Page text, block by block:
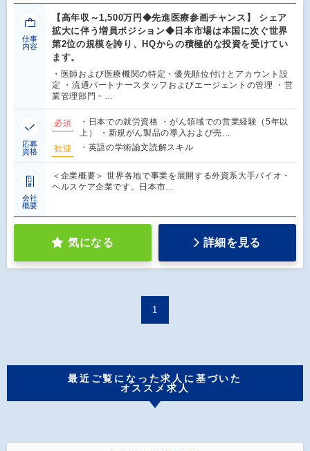
仕事
内容
【高年収～1,500万円◆先進医療参画チャンス】 シェア
拡大に伴う増員ポジション◆日本市場は本国に次ぐ世界
第2位の規模を誇り、HQからの積極的な投資を受けてい
ます。
・医師および医療機関の特定・優先順位付けとアカウント設
定 ・流通パートナースタッフおよびエージェントの管理 ・営
業管理部門・…
応募
資格
必須
・日本での就労資格 ・がん領域での営業経験（5年以
上） ・新規がん製品の導入および売…
歓迎
・英語の学術論文読解スキル
会社
概要
＜企業概要＞ 世界各地で事業を展開する外資系大手バイオ・
ヘルスケア企業です。日本市…
気になる 詳細を見る
1
最近ご覧になった求人に基づいた
オススメ求人